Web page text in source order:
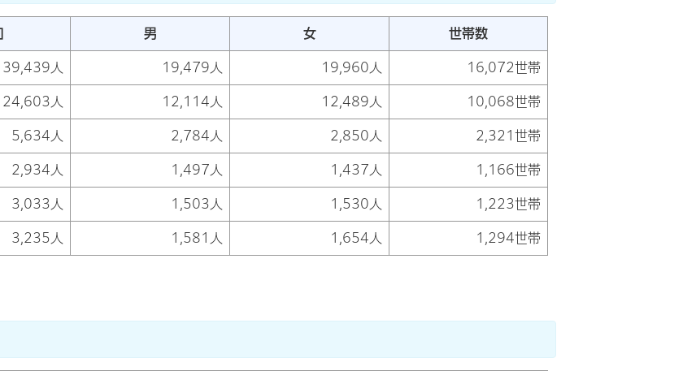
男 女 世帯数
39,439人 19,479人 19,960人 16,072世帯
24,603人 12,114人 12,489人 10,068世帯
5,634人 2,784人 2,850人 2,321世帯
2,934人 1,497人 1,437人 1,166世帯
3,033人 1,503人 1,530人 1,223世帯
3,235人 1,581人 1,654人 1,294世帯